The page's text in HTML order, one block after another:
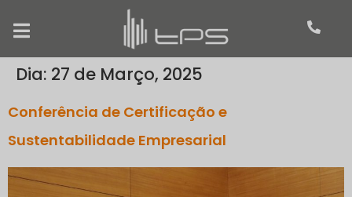
Dia: 27 de Março, 2025
Conferência de Certificação e
Sustentabilidade Empresarial